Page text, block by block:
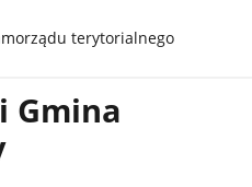
terytorialnego
Gmina